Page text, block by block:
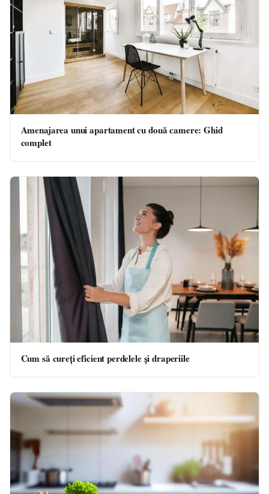
Amenajarea unui apartament cu două camere: Ghid
complet
Cum să cureți eficient perdelele și draperiile